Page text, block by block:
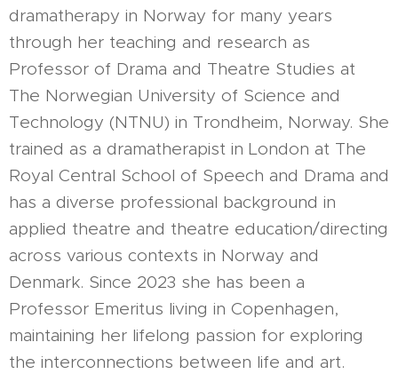
dramatherapy in Norway for many years
through her teaching and research as
Professor of Drama and Theatre Studies at
The Norwegian University of Science and
Technology (NTNU) in Trondheim, Norway. She
trained as a dramatherapist in London at The
Royal Central School of Speech and Drama and
has a diverse professional background in
applied theatre and theatre education/directing
across various contexts in Norway and
Denmark. Since 2023 she has been a
Professor Emeritus living in Copenhagen,
maintaining her lifelong passion for exploring
the interconnections between life and art.